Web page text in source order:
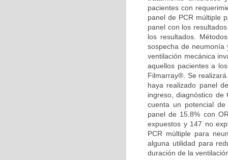
pacientes con
panel de PCR múltiple
panel con los
los resultados.
sospecha de
ventilación mecánica
aquellos pacientes a
Filmarray®. Se
haya realizado panel
ingreso, diagnóstico
cuenta un potencial
panel de 15.8% con
expuestos y 147 no
PCR múltiple para
alguna utilidad para
duración de la